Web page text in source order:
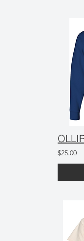
$25.00